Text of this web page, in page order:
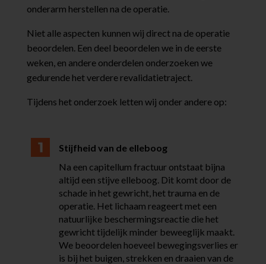
onderarm herstellen na de operatie.
Niet alle aspecten kunnen wij direct na de operatie
beoordelen. Een deel beoordelen we in de eerste
weken, en andere onderdelen onderzoeken we
gedurende het verdere revalidatietraject.
Tijdens het onderzoek letten wij onder andere op:
Stijfheid van de elleboog
Na een capitellum fractuur ontstaat bijna
altijd een stijve elleboog. Dit komt door de
schade in het gewricht, het trauma en de
operatie. Het lichaam reageert met een
natuurlijke beschermingsreactie die het
gewricht tijdelijk minder beweeglijk maakt.
We beoordelen hoeveel bewegingsverlies er
is bij het buigen, strekken en draaien van de